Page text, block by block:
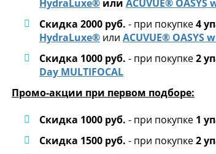
HydraLuxe® или ACUVUE®
Скидка 2000 руб. - при покупке4
HydraLuxe® или ACUVUE® OASYS
Скидка 1000 руб. - при покупке2
Day MULTIFOCAL
Промо-акции при первом подборе:
Скидка 1000 руб. - при покупке 1
Скидка 1500 руб. - при покупке2